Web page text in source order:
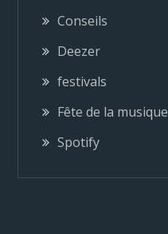
o
n
d
e
Conseils
Deezer
festivals
Fête de la musique
Spotify